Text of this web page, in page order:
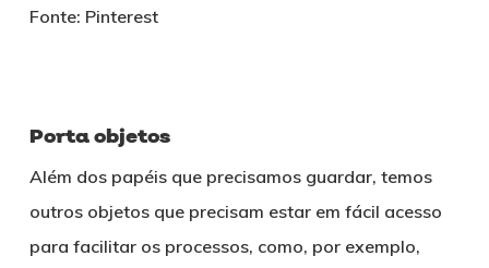
Fonte: Pinterest
Porta objetos
Além dos papéis que precisamos guardar, temos
outros objetos que precisam estar em fácil acesso
para facilitar os processos, como, por exemplo,